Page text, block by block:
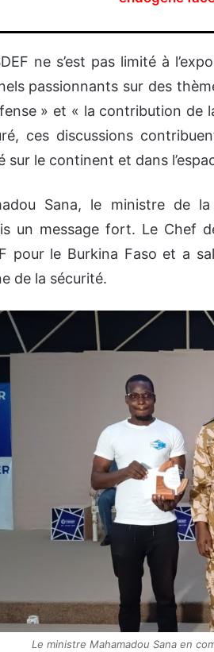
ne s’est pas limité à
passionnants sur des
» et « la contribution de
ces discussions
sur le continent et dans
Sana, le ministre de
un message fort. Le Chef
pour le Burkina Faso et a
de la sécurité.
Le ministre Mahamadou Sana en